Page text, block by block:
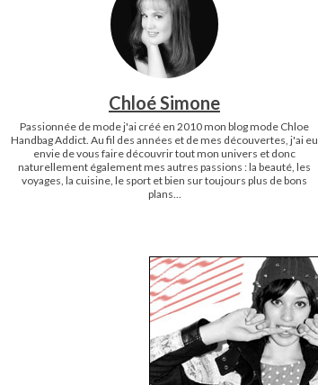
Chloé Simone
Passionnée de mode j'ai créé en 2010 mon blog mode Chloe
Handbag Addict. Au fil des années et de mes découvertes, j'ai eu
envie de vous faire découvrir tout mon univers et donc
naturellement également mes autres passions : la beauté, les
voyages, la cuisine, le sport et bien sur toujours plus de bons
plans...